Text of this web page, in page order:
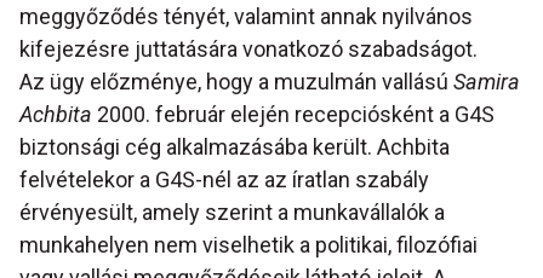
meggyőződés tényét, valamint annak nyilvános
kifejezésre juttatására vonatkozó szabadságot.
Az ügy előzménye, hogy a muzulmán vallású Samira
Achbita 2000. február elején recepciósként a G4S
biztonsági cég alkalmazásába került. Achbita
felvételekor a G4S-nél az az íratlan szabály
érvényesült, amely szerint a munkavállalók a
munkahelyen nem viselhetik a politikai, filozófiai